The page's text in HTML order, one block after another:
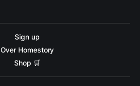
Sign up
Over Homestory
Shop 🛒